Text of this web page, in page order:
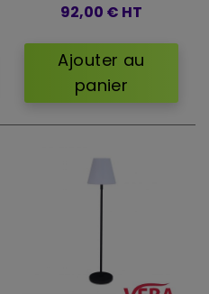
92,00 € HT
Ajouter au
panier